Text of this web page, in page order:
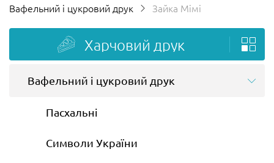
Вафельний і цукровий друк
Зайка Мімі
Харчовий друк
Вафельний і цукровий друк
Пасхальні
Символи України